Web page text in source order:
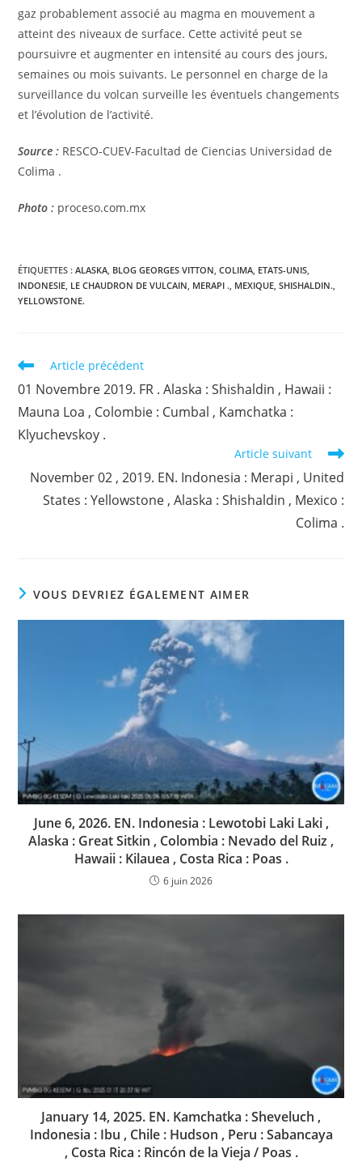
gaz probablement associé au magma en mouvement a
atteint des niveaux de surface. Cette activité peut se
poursuivre et augmenter en intensité au cours des jours,
semaines ou mois suivants. Le personnel en charge de la
surveillance du volcan surveille les éventuels changements
et l’évolution de l’activité.
Source : RESCO-CUEV-Facultad de Ciencias Universidad de
Colima .
Photo : proceso.com.mx
ÉTIQUETTES :ALASKA, BLOG GEORGES VITTON, COLIMA, ETATS-UNIS,
INDONESIE, LE CHAUDRON DE VULCAIN, MERAPI ., MEXIQUE, SHISHALDIN.,
YELLOWSTONE.
Read
articles
Article précédent
01 Novembre 2019. FR . Alaska : Shishaldin , Hawaii :
Mauna Loa , Colombie : Cumbal , Kamchatka :
Klyuchevskoy .
Article suivant
November 02 , 2019. EN. Indonesia : Merapi , United
States : Yellowstone , Alaska : Shishaldin , Mexico :
Colima .
VOUS DEVRIEZ ÉGALEMENT AIMER
June 6, 2026. EN. Indonesia : Lewotobi Laki Laki ,
Alaska : Great Sitkin , Colombia : Nevado del Ruiz ,
Hawaii : Kilauea , Costa Rica : Poas .
6 juin 2026
January 14, 2025. EN. Kamchatka : Sheveluch ,
Indonesia : Ibu , Chile : Hudson , Peru : Sabancaya
, Costa Rica : Rincón de la Vieja / Poas .